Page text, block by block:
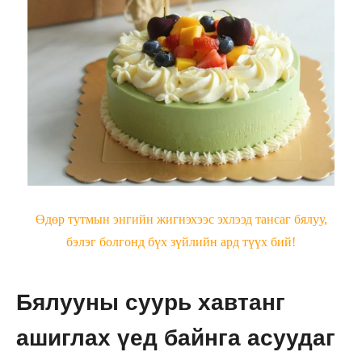
Өдөр тутмын энгийн жигнэхээс эхлээд тансаг бялуу,
бэлэг болгонд бүх зүйлийн ард түүх бий!
Бялууны суурь хавтанг
ашиглах үед байнга асуудаг